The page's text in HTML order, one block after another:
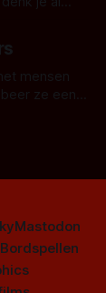
horror
tv-
mensen
ze eens
Mastodon
Bordspellen